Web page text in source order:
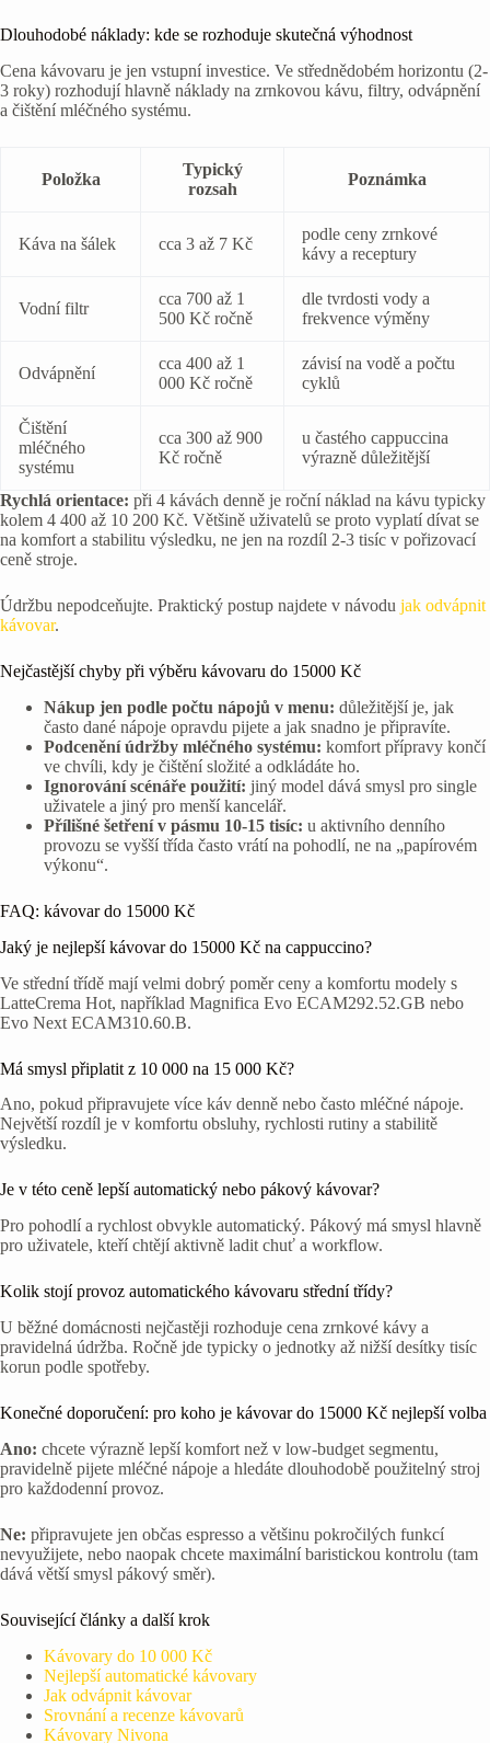
Dlouhodobé náklady: kde se rozhoduje skutečná výhodnost
Cena kávovaru je jen vstupní investice. Ve střednědobém horizontu (2-
3 roky) rozhodují hlavně náklady na zrnkovou kávu, filtry, odvápnění
a čištění mléčného systému.
Položka
Typický
rozsah
Poznámka
Káva na šálek cca 3 až 7 Kč
podle ceny zrnkové
kávy a receptury
Vodní filtr
cca 700 až 1
500 Kč ročně
dle tvrdosti vody a
frekvence výměny
Odvápnění
cca 400 až 1
000 Kč ročně
závisí na vodě a počtu
cyklů
Čištění
mléčného
systému
cca 300 až 900
Kč ročně
u častého cappuccina
výrazně důležitější
Rychlá orientace: při 4 kávách denně je roční náklad na kávu typicky
kolem 4 400 až 10 200 Kč. Většině uživatelů se proto vyplatí dívat se
na komfort a stabilitu výsledku, ne jen na rozdíl 2-3 tisíc v pořizovací
ceně stroje.
Údržbu nepodceňujte. Praktický postup najdete v návodu jak odvápnit
kávovar.
Nejčastější chyby při výběru kávovaru do 15000 Kč
Nákup jen podle počtu nápojů v menu: důležitější je, jak
často dané nápoje opravdu pijete a jak snadno je připravíte.
Podcenění údržby mléčného systému: komfort přípravy končí
ve chvíli, kdy je čištění složité a odkládáte ho.
Ignorování scénáře použití: jiný model dává smysl pro single
uživatele a jiný pro menší kancelář.
Přílišné šetření v pásmu 10-15 tisíc: u aktivního denního
provozu se vyšší třída často vrátí na pohodlí, ne na „papírovém
výkonu“.
FAQ: kávovar do 15000 Kč
Jaký je nejlepší kávovar do 15000 Kč na cappuccino?
Ve střední třídě mají velmi dobrý poměr ceny a komfortu modely s
LatteCrema Hot, například Magnifica Evo ECAM292.52.GB nebo
Evo Next ECAM310.60.B.
Má smysl připlatit z 10 000 na 15 000 Kč?
Ano, pokud připravujete více káv denně nebo často mléčné nápoje.
Největší rozdíl je v komfortu obsluhy, rychlosti rutiny a stabilitě
výsledku.
Je v této ceně lepší automatický nebo pákový kávovar?
Pro pohodlí a rychlost obvykle automatický. Pákový má smysl hlavně
pro uživatele, kteří chtějí aktivně ladit chuť a workflow.
Kolik stojí provoz automatického kávovaru střední třídy?
U běžné domácnosti nejčastěji rozhoduje cena zrnkové kávy a
pravidelná údržba. Ročně jde typicky o jednotky až nižší desítky tisíc
korun podle spotřeby.
Konečné doporučení: pro koho je kávovar do 15000 Kč nejlepší volba
Ano: chcete výrazně lepší komfort než v low-budget segmentu,
pravidelně pijete mléčné nápoje a hledáte dlouhodobě použitelný stroj
pro každodenní provoz.
Ne: připravujete jen občas espresso a většinu pokročilých funkcí
nevyužijete, nebo naopak chcete maximální baristickou kontrolu (tam
dává větší smysl pákový směr).
Související články a další krok
Kávovary do 10 000 Kč
Nejlepší automatické kávovary
Jak odvápnit kávovar
Srovnání a recenze kávovarů
Kávovary Nivona